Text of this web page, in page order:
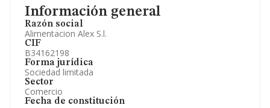
Información general
Razón social
Alimentacion Alex S.l.
CIF
B34162198
Forma jurídica
Sociedad limitada
Sector
Comercio
Fecha de constitución
Información oficial y registral complementaria.